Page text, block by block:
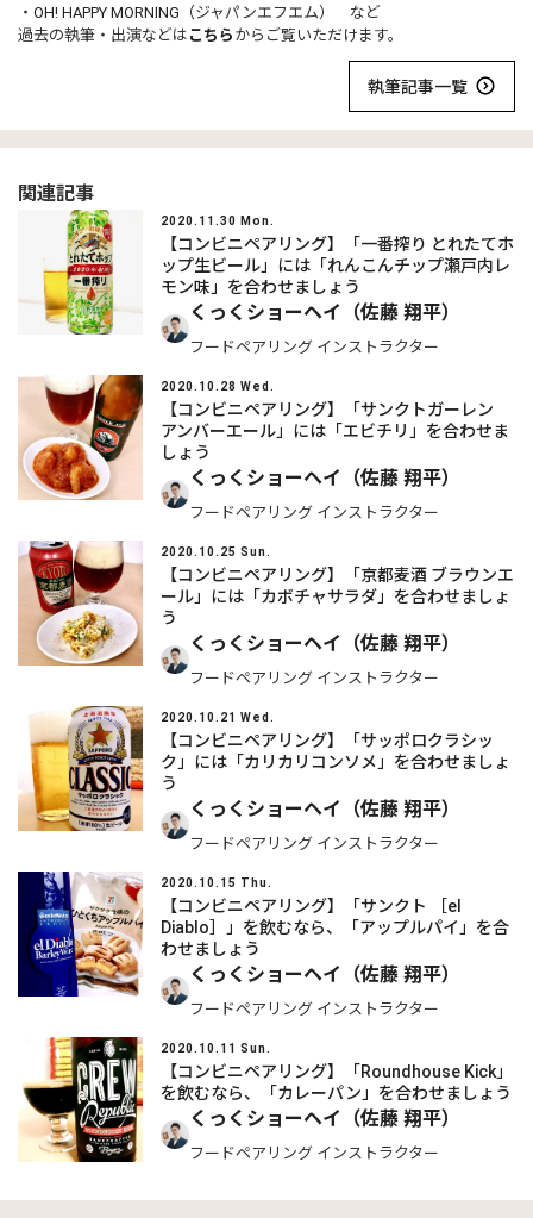
・ OH! HAPPY MORNING （ジャパンエフエム） など
過去の執筆・出演などは こちら からご覧いただけます。
執筆記事一覧
関連記事
2020.11.30 Mon.
【コンビニペアリング】「一番搾り とれたてホ
ップ生ビール」には「れんこんチップ瀬戸内レ
モン味」を合わせましょう
くっくショーヘイ（佐藤 翔平）
フードペアリング インストラクター
2020.10.28 Wed.
【コンビニペアリング】「サンクトガーレン
アンバーエール」には「エビチリ」を合わせま
しょう
くっくショーヘイ（佐藤 翔平）
フードペアリング インストラクター
2020.10.25 Sun.
【コンビニペアリング】「京都麦酒 ブラウンエ
ール」には「カボチャサラダ」を合わせましょ
う
くっくショーヘイ（佐藤 翔平）
フードペアリング インストラクター
2020.10.21 Wed.
【コンビニペアリング】「サッポロクラシッ
ク」には「カリカリコンソメ」を合わせましょ
う
くっくショーヘイ（佐藤 翔平）
フードペアリング インストラクター
2020.10.15 Thu.
【コンビニペアリング】「サンクト ［el
Diablo］」を飲むなら、「アップルパイ」を合
わせましょう
くっくショーヘイ（佐藤 翔平）
フードペアリング インストラクター
2020.10.11 Sun.
【コンビニペアリング】「Roundhouse Kick」
を飲むなら、「カレーパン」を合わせましょう
くっくショーヘイ（佐藤 翔平）
フードペアリング インストラクター